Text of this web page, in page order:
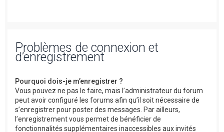
Problèmes de connexion et
d’enregistrement
Pourquoi dois-je m’enregistrer ?
Vous pouvez ne pas le faire, mais l’administrateur du forum
peut avoir configuré les forums afin qu’il soit nécessaire de
s’enregistrer pour poster des messages. Par ailleurs,
l’enregistrement vous permet de bénéficier de
fonctionnalités supplémentaires inaccessibles aux invités